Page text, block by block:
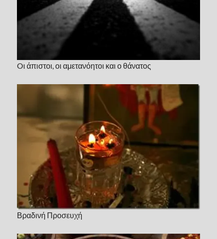
Oι άπιστοι, οι αμετανόητοι και ο θάνατος
Βραδινή Προσευχή